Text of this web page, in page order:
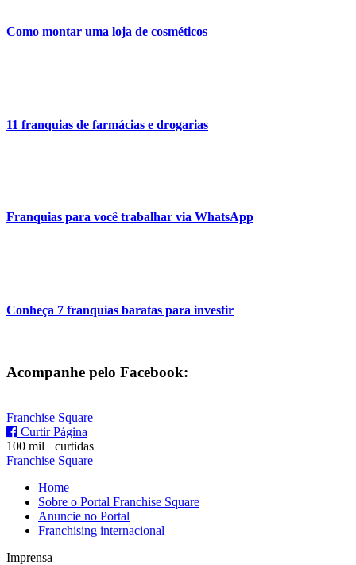
Como montar uma loja de cosméticos
11 franquias de farmácias e drogarias
Franquias para você trabalhar via WhatsApp
Conheça 7 franquias baratas para investir
Acompanhe pelo Facebook:
Franchise Square
Curtir Página
100 mil+ curtidas
Franchise Square
Home
Sobre o Portal Franchise Square
Anuncie no Portal
Franchising internacional
Imprensa